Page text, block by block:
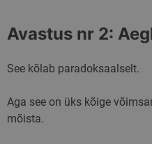
Avastus nr 2:
See kõlab paradoksaalselt.
Aga see on üks kõige
mõista.